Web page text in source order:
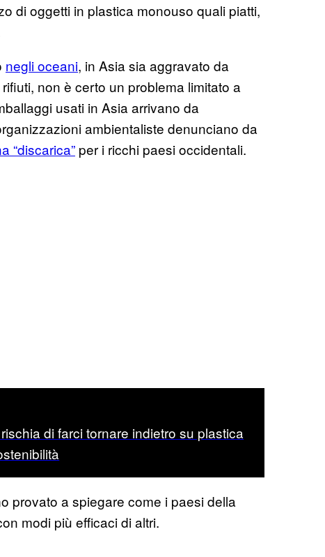
di oggetti in plastica monouso quali piatti,
negli oceani, in Asia sia aggravato da
non è certo un problema limitato a
usati in Asia arrivano da
ambientaliste denunciano da
“discarica” per i ricchi paesi occidentali.
di farci tornare indietro su plastica
provato a spiegare come i paesi della
modi più efficaci di altri.